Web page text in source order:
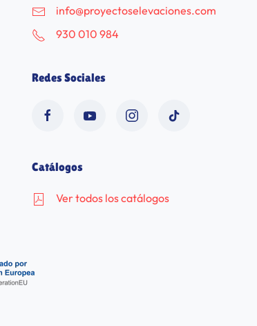
info@proyectoselevaciones.com
930 010 984
Redes Sociales
Catálogos
Ver todos los catálogos